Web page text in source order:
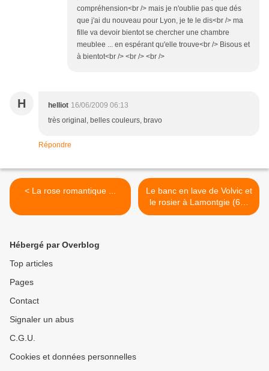
compréhension<br /> mais je n'oublie pas que dés
que j'ai du nouveau pour Lyon, je te le dis<br /> ma
fille va devoir bientot se chercher une chambre
meublee ... en espérant qu'elle trouve<br /> Bisous et
à bientot<br /> <br /> <br />
H helliot 16/06/2009 06:13
très original, belles couleurs, bravo
Répondre
< La rose romantique ...
Le banc en lave de Volvic et
le rosier à Lamontgie (63)
... >
Hébergé par Overblog
Top articles
Pages
Contact
Signaler un abus
C.G.U.
Cookies et données personnelles